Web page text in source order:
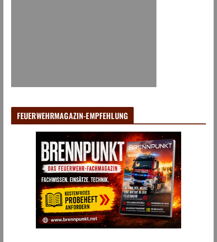
FEUERWEHRMAGAZIN-EMPFEHLUNG